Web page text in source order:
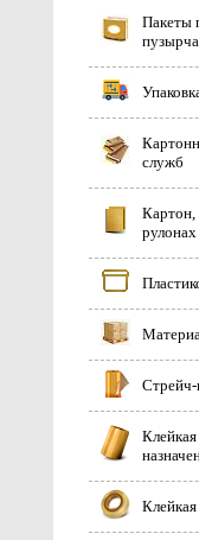
Пакеты
служб
Картон,
рулонах
Стрейч-
Клейкая
Клейкая